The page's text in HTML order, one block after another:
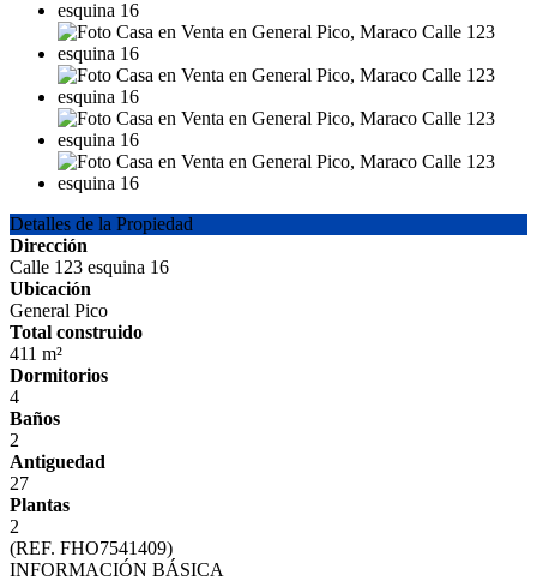
Detalles de la Propiedad
Dirección
Calle 123 esquina 16
Ubicación
General Pico
Total construido
411 m²
Dormitorios
4
Baños
2
Antiguedad
27
Plantas
2
(REF. FHO7541409)
INFORMACIÓN BÁSICA